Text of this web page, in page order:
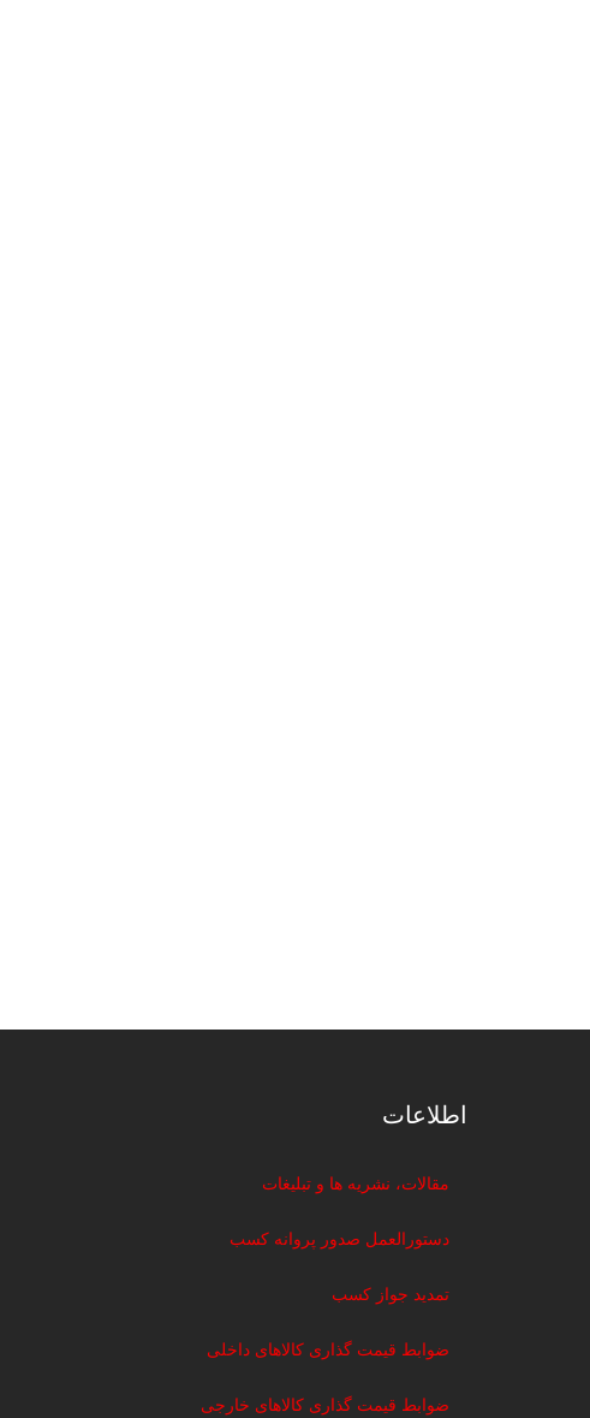
اطلاعات
مقالات، نشریه ها و تبلیغات
دستورالعمل صدور پروانه کسب
تمدید جواز کسب
ضوابط قیمت گذاری کالاهای داخلی
ضوابط قیمت گذاری کالاهای خارجی